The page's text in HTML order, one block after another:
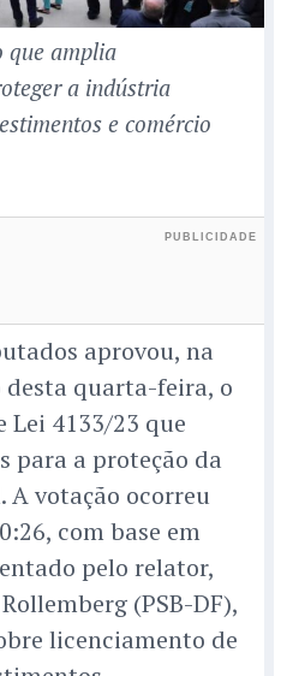
que amplia
a indústria
e comércio
aprovou, na
desta quarta-feira, o
Lei 4133/23 que
para a proteção da
votação ocorreu
com base em
pelo relator,
(PSB-DF),
licenciamento de